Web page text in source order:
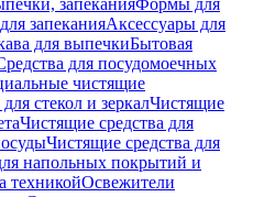
запеканияФормы для
запеканияАксессуары для
для выпечкиБытовая
для посудомоечных
чистящие
стекол и зеркалЧистящие
Чистящие средства для
Чистящие средства для
напольных покрытий и
техникойОсвежители